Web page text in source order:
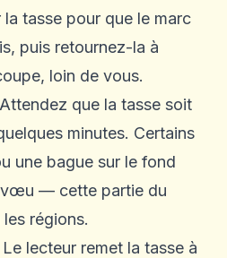
tasse pour que le marc
puis retournez-la à
loin de vous.
Attendez que la tasse soit
minutes. Certains
une bague sur le fond
vœu — cette partie du
régions.
Le lecteur remet la tasse à